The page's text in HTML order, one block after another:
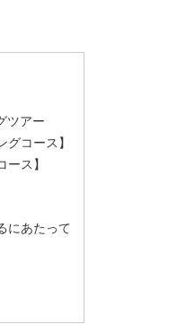
ツアー
グコース】
ス】
にあたって